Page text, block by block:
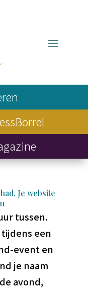
Je website
tussen.
een
event en
je naam
avond,